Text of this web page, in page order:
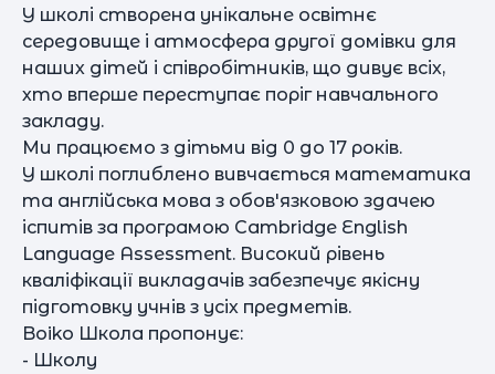
У школі створена унікальне освітнє
середовище і атмосфера другої домівки для
наших дітей і співробітників, що дивує всіх,
хто вперше переступає поріг навчального
закладу.
Ми працюємо з дітьми від 0 до 17 років.
У школі поглиблено вивчається математика
та англійська мова з обов'язковою здачею
іспитів за програмою Cambridge English
Language Assessment. Високий рівень
кваліфікації викладачів забезпечує якісну
підготовку учнів з усіх предметів.
Boiko Школа пропонує:
- Школу